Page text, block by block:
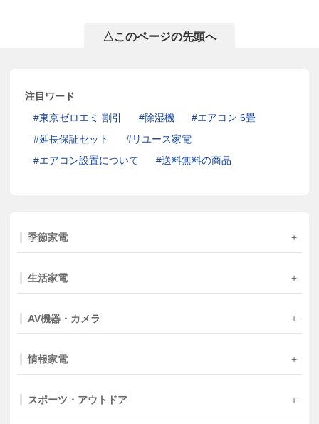
△このページの先頭へ
注目ワード
東京ゼロエミ 割引
除湿機
エアコン 6畳
延長保証セット
リユース家電
エアコン設置について
送料無料の商品
季節家電
生活家電
AV機器・カメラ
情報家電
スポーツ・アウトドア